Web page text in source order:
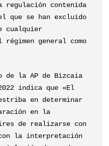
regulación contenida
que se han excluido
cualquier
general como
de la AP de Bizcaia
indica que «El
en determinar
en la
de realizarse con
la interpretación